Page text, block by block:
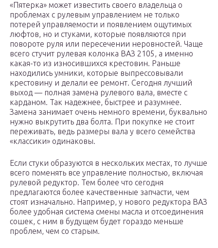
«Пятерка» может известить своего владельца о
проблемах с рулевым управлением не только
потерей управляемости и появлением ощутимых
люфтов, но и стуками, которые появляются при
повороте руля или пересечении неровностей. Чаще
всего стучит рулевая колонка ВАЗ 2105, а именно
какая-то из износившихся крестовин. Раньше
находились умники, которые выпрессовывали
крестовину и делали ее ремонт. Сегодня лучший
выход — полная замена рулевого вала, вместе с
карданом. Так надежнее, быстрее и разумнее.
Замена занимает очень немного времени, буквально
нужно выкрутить два болта. При покупке не стоит
переживать, ведь размеры вала у всего семейства
«классики» одинаковы.
Если стуки образуются в нескольких местах, то лучше
всего поменять все управление полностью, включая
рулевой редуктор. Тем более что сегодня
предлагаются более качественные запчасти, чем
стоят изначально. Например, у нового редуктора ВАЗ
более удобная система смены масла и отсоединения
сошек, с ним в будущем будет гораздо меньше
проблем, чем со старым.